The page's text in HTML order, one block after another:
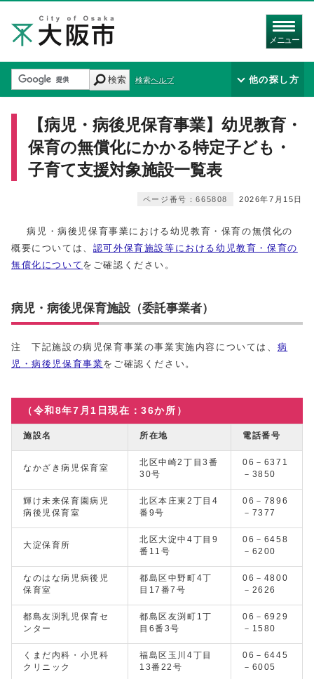
メニュー
検索 検索ヘルプ 他の探し方
【病児・病後児保育事業】幼児教育・
保育の無償化にかかる特定子ども・
子育て支援対象施設一覧表
2026年7月15日
ページ番号：665808
病児・病後児保育事業における幼児教育・保育の無償化の
概要については、 認可外保育施設等における幼児教育・保育の
無償化について をご確認ください。
病児・病後児保育施設（委託事業者）
注 下記施設の病児保育事業の事業実施内容については、 病
児・病後児保育事業をご確認ください。
（令和8年7月1日現在：36か所）
施設名 所在地 電話番号
なかざき病児保育室
北区中崎2丁目3番
30号
06－6371
－3850
輝け未来保育園病児
病後児保育室
北区本庄東2丁目4
番9号
06－7896
－7377
大淀保育所
北区大淀中4丁目9
番11号
06－6458
－6200
なのはな病児病後児
保育室
都島区中野町4丁
目17番7号
06－4800
－2626
都島友渕乳児保育セ
ンター
都島区友渕町1丁
目6番3号
06－6929
－1580
くまだ内科・小児科
クリニック
福島区玉川4丁目
13番22号
06－6445
－6005